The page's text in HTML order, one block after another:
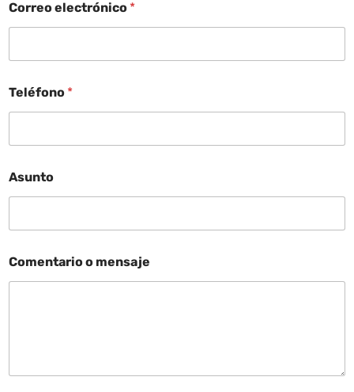
Correo electrónico *
Teléfono *
Asunto
Comentario o mensaje